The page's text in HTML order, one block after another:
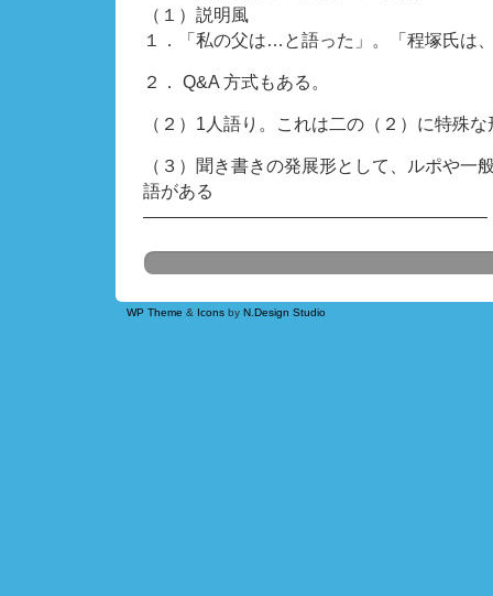
（１）説明風
１．「私の父は…と語った」。「程塚氏は
２． Q&A 方式もある。
（２）1人語り。これは二の（２）に特殊な
（３）聞き書きの発展形として、ルポや一
語がある
———————————————————–
WP Theme & Icons by N.Design Studio